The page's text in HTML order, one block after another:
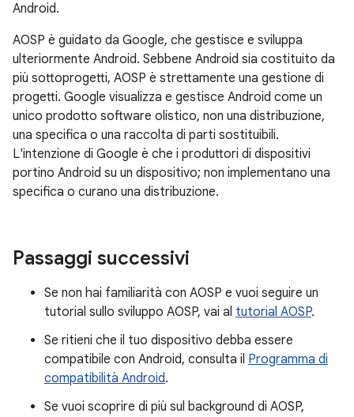
Android.
AOSP è guidato da Google, che gestisce e sviluppa
ulteriormente Android. Sebbene Android sia costituito da
più sottoprogetti, AOSP è strettamente una gestione di
progetti. Google visualizza e gestisce Android come un
unico prodotto software olistico, non una distribuzione,
una specifica o una raccolta di parti sostituibili.
L'intenzione di Google è che i produttori di dispositivi
portino Android su un dispositivo; non implementano una
specifica o curano una distribuzione.
Passaggi successivi
Se non hai familiarità con AOSP e vuoi seguire un
tutorial sullo sviluppo AOSP, vai al tutorial AOSP.
Se ritieni che il tuo dispositivo debba essere
compatibile con Android, consulta il Programma di
compatibilità Android.
Se vuoi scoprire di più sul background di AOSP,